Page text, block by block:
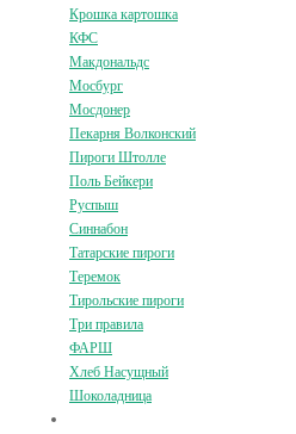
Крошка картошка
КФС
Макдональдс
Мосбург
Мосдонер
Пекарня Волконский
Пироги Штолле
Поль Бейкери
Руспыш
Синнабон
Татарские пироги
Теремок
Тирольские пироги
Три правила
ФАРШ
Хлеб Насущный
Шоколадница